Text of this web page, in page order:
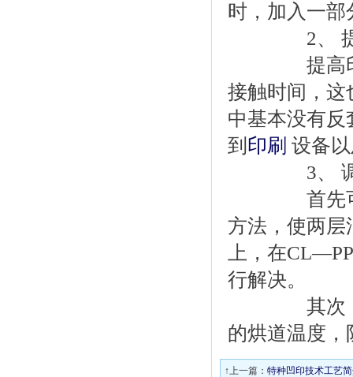
时，加入一
2、 提
提高印刷
接触时间，这
中基本没有反
到 印刷 设备
3、 调整
首先可以
方法，使两层
上，在
行解决。
其次，可
的烘道温度，
↑上一篇： 特种凹印技术工艺